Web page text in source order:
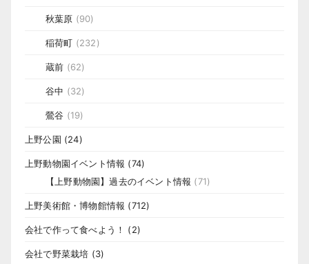
秋葉原 (90)
稲荷町 (232)
蔵前 (62)
谷中 (32)
鶯谷 (19)
上野公園 (24)
上野動物園イベント情報 (74)
【上野動物園】過去のイベント情報 (71)
上野美術館・博物館情報 (712)
会社で作って食べよう！ (2)
会社で野菜栽培 (3)